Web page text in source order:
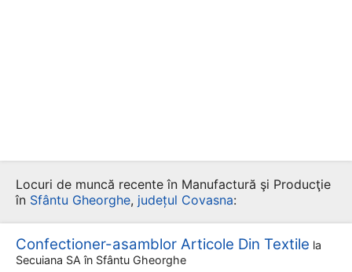
Locuri de muncă recente în Manufactură şi Producţie
în Sfântu Gheorghe, județul Covasna:
Confectioner-asamblor Articole Din Textile la
Secuiana SA în Sfântu Gheorghe